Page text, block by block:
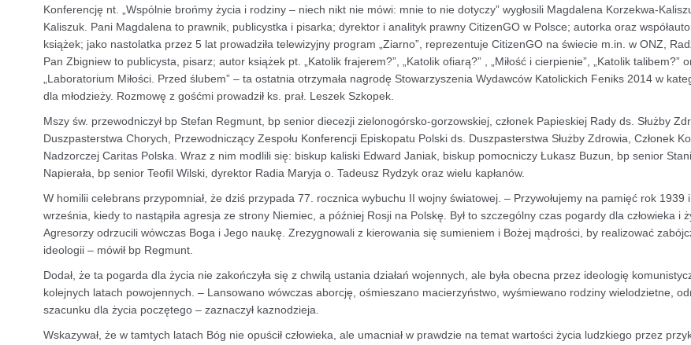
Konferencję nt. „Wspólnie brońmy życia i rodziny – niech nikt nie mówi: mnie to nie dotyczy” wygłosili Magdalena Korzekwa-
Kaliszuk. Pani Magdalena to prawnik, publicystka i pisarka; dyrektor i analityk prawny CitizenGO w Polsce; autorka oraz
książek; jako nastolatka przez 5 lat prowadziła telewizyjny program „Ziarno”, reprezentuje CitizenGO na świecie m.in. w ONZ,
Pan Zbigniew to publicysta, pisarz; autor książek pt. „Katolik frajerem?”, „Katolik ofiarą?” , „Miłość i cierpienie”, „Katolik talibem?”
„Laboratorium Miłości. Przed ślubem” – ta ostatnia otrzymała nagrodę Stowarzyszenia Wydawców Katolickich Feniks 2014 w
dla młodzieży. Rozmowę z gośćmi prowadził ks. prał. Leszek Szkopek.
Mszy św. przewodniczył bp Stefan Regmunt, bp senior diecezji zielonogórsko-gorzowskiej, członek Papieskiej Rady ds. Służby
Duszpasterstwa Chorych, Przewodniczący Zespołu Konferencji Episkopatu Polski ds. Duszpasterstwa Służby Zdrowia, Członek
Nadzorczej Caritas Polska. Wraz z nim modlili się: biskup kaliski Edward Janiak, biskup pomocniczy Łukasz Buzun, bp senior
Napierała, bp senior Teofil Wilski, dyrektor Radia Maryja o. Tadeusz Rydzyk oraz wielu kapłanów.
W homilii celebrans przypomniał, że dziś przypada 77. rocznica wybuchu II wojny światowej. – Przywołujemy na pamięć rok 1939
września, kiedy to nastąpiła agresja ze strony Niemiec, a później Rosji na Polskę. Był to szczególny czas pogardy dla człowieka i
Agresorzy odrzucili wówczas Boga i Jego naukę. Zrezygnowali z kierowania się sumieniem i Bożej mądrości, by realizować
ideologii – mówił bp Regmunt.
Dodał, że ta pogarda dla życia nie zakończyła się z chwilą ustania działań wojennych, ale była obecna przez ideologię
kolejnych latach powojennych. – Lansowano wówczas aborcję, ośmieszano macierzyństwo, wyśmiewano rodziny wielodzietne,
szacunku dla życia poczętego – zaznaczył kaznodzieja.
Wskazywał, że w tamtych latach Bóg nie opuścił człowieka, ale umacniał w prawdzie na temat wartości życia ludzkiego przez